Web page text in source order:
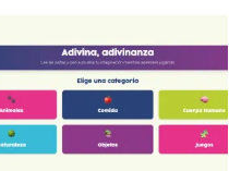
Adivina, adivinanza